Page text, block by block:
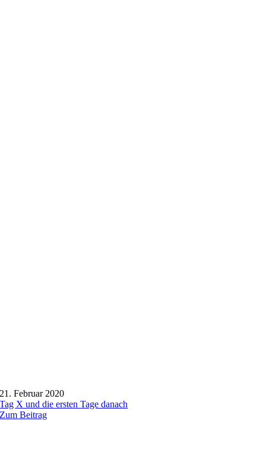
21. Februar 2020
Tag X und die ersten Tage danach
Zum Beitrag